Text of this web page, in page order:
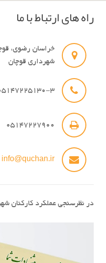
راه های ارتباط با ما
خراسان رضوی،
شهرداری قوچان
3
05147227900
info@quchan.ir
در نظرسنجی عملکرد کارکنان